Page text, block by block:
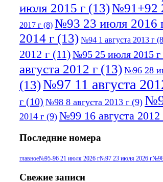
июля 2015 г (13)№91+92
2017 г (8) №93 23 июля 2016
2014 г (13) №94 1 августа 2013 г
2012 г (11)№95 25 июля 2015 г
августа 2012 г (13) №96 28
(13)№97 11 августа
г (10) №98 8 августа 2013 г (9)
2014 г (9) №99 16 августа 2012
Последние номера
главное№95-96 21 июля 2026 г№97 23 июля 2026 г
Свежие записи